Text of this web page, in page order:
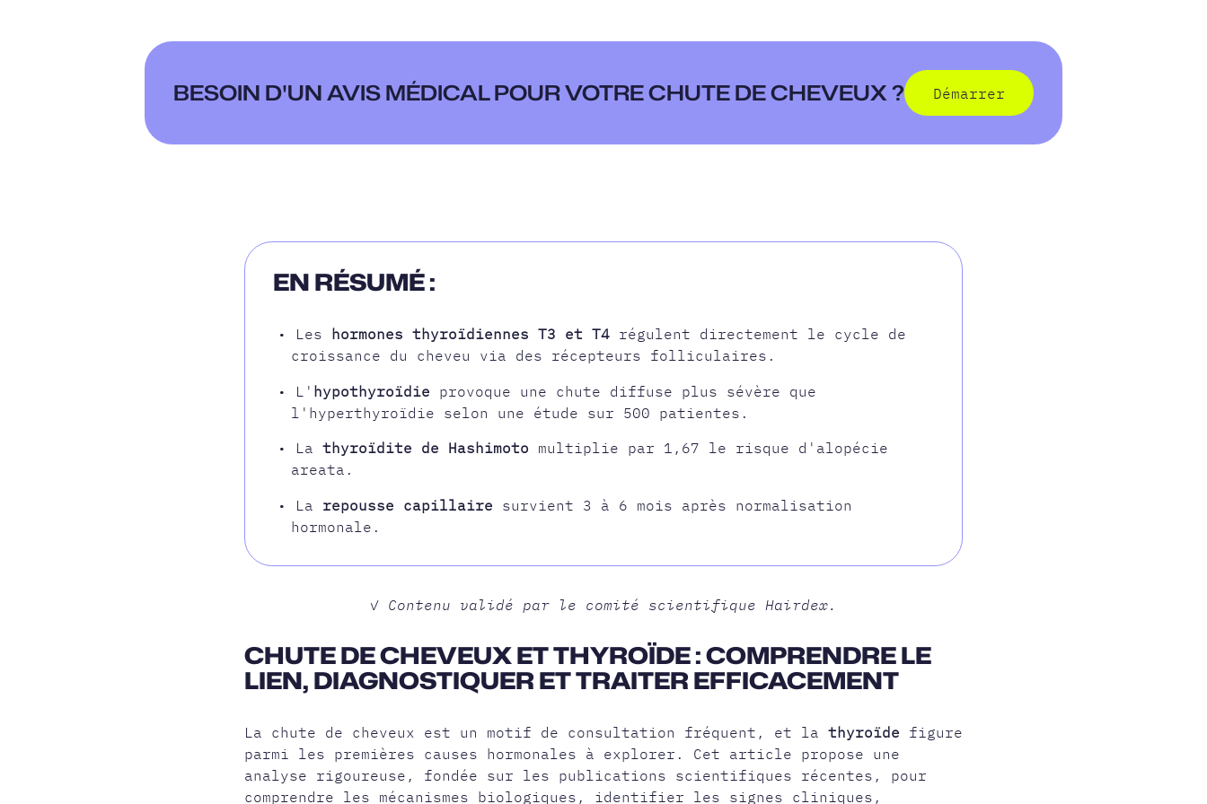
BESOIN D'UN AVIS MÉDICAL POUR VOTRE CHUTE DE CHEVEUX ?
Démarrer
EN RÉSUMÉ :
• Les hormones thyroïdiennes T3 et T4régulent directement le cycle de
croissance du cheveu via des récepteurs folliculaires.
• L' hypothyroïdie provoque une chute diffuse plus sévère que
l'hyperthyroïdie selon une étude sur 500 patientes.
• La thyroïdite de Hashimoto multiplie par 1,67 le risque d'alopécie
areata.
• La repousse capillaire survient 3 à 6 mois après normalisation
hormonale.
✓ Contenu validé par le comité scientifique Hairdex.
CHUTE DE CHEVEUX ET THYROÏDE : COMPRENDRE LE
LIEN, DIAGNOSTIQUER ET TRAITER EFFICACEMENT
La chute de cheveux est un motif de consultation fréquent, et la thyroïde figure
parmi les premières causes hormonales à explorer . Cet article propose une
analyse rigoureuse, fondée sur les publications scientifiques récentes, pour
comprendre les mécanismes biologiques, identifier les signes cliniques,